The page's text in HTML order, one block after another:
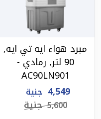
مبرد هواء ايه تي ايه,
90 لتر, رمادي -
AC90LN901
4,549 جنية
5,600 جنية